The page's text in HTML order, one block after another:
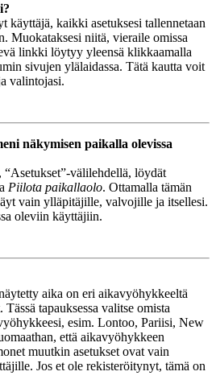
käyttäjä, kaikki asetuksesi tallennetaan
Muokataksesi niitä, vieraile omissa
linkki löytyy yleensä klikkaamalla
sivujen ylälaidassa. Tätä kautta voit
valintojasi.
näkymisen paikalla olevissa
“Asetukset”-välilehdellä, löydät
Piilota paikallaolo. Ottamalla tämän
vain ylläpitäjille, valvojille ja itsellesi.
oleviin käyttäjiin.
aika on eri aikavyöhykkeeltä
tapauksessa valitse omista
esim. Lontoo, Pariisi, New
että aikavyöhykkeen
muutkin asetukset ovat vain
Jos et ole rekisteröitynyt, tämä on